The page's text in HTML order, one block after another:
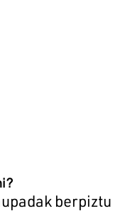
berpiztu